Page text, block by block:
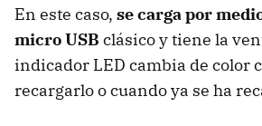
En este caso, se carga por
micro USB clásico y tiene la
indicador LED cambia de color
recargarlo o cuando ya se ha